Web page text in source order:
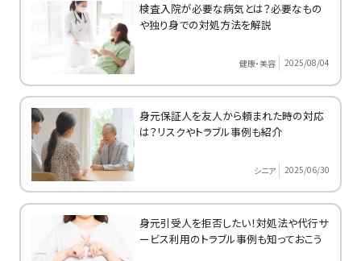
検査入院が必要な病気とは？必要なもの
や独り身での対処方法を解説
健康・美容 2025/08/04
身元保証人を友人から頼まれた時の対応
は？リスクやトラブル事例も紹介
シニア 2025/06/30
身元引受人を拒否したい！対処法や代行サ
ービス利用のトラブル事例も知っておこう